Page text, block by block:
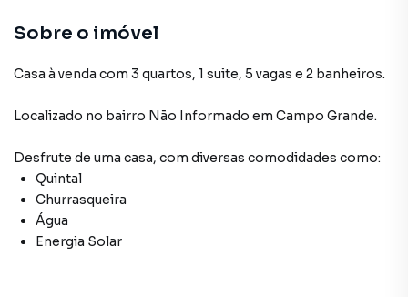
Sobre o imóvel
Casa à venda com 3 quartos, 1 suite, 5 vagas e 2 banheiros.
Localizado no bairro Não Informado em Campo Grande.
Desfrute de uma casa, com diversas comodidades como:
Quintal
Churrasqueira
Água
Energia Solar